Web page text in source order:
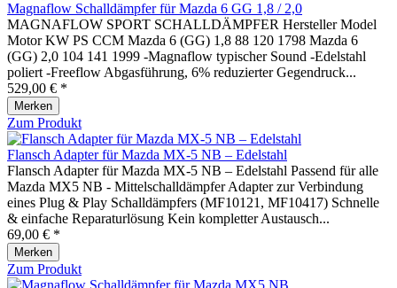
Magnaflow Schalldämpfer für Mazda 6 GG 1,8 / 2,0
MAGNAFLOW SPORT SCHALLDÄMPFER Hersteller Model
Motor KW PS CCM Mazda 6 (GG) 1,8 88 120 1798 Mazda 6
(GG) 2,0 104 141 1999 -Magnaflow typischer Sound -Edelstahl
poliert -Freeflow Abgasführung, 6% reduzierter Gegendruck...
529,00 € *
Merken
Zum Produkt
Flansch Adapter für Mazda MX-5 NB – Edelstahl
Flansch Adapter für Mazda MX-5 NB – Edelstahl Passend für alle
Mazda MX5 NB - Mittelschalldämpfer Adapter zur Verbindung
eines Plug & Play Schalldämpfers (MF10121, MF10417) Schnelle
& einfache Reparaturlösung Kein kompletter Austausch...
69,00 € *
Merken
Zum Produkt